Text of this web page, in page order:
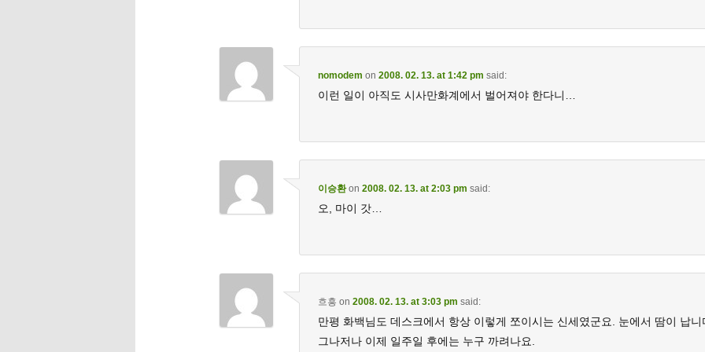
nomodem on 2008. 02. 13. at 1:42 pm said:
이런 일이 아직도 시사만화계에서 벌어져야 한다니…
이승환on 2008. 02. 13. at 2:03 pm said:
오, 마이 갓…
흐흥 on 2008. 02. 13. at 3:03 pm said:
만평 화백님도 데스크에서 항상 이렇게 쪼이시는 신세였군요. 눈에서 땀이 납니
그나저나 이제 일주일 후에는 누구 까려나요.